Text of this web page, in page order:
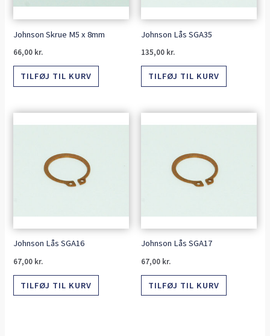
Johnson Skrue M5 x 8mm
66,00 kr.
TILFØJ TIL KURV
Johnson Lås SGA35
135,00 kr.
TILFØJ TIL KURV
Johnson Lås SGA16
67,00 kr.
TILFØJ TIL KURV
Johnson Lås SGA17
67,00 kr.
TILFØJ TIL KURV